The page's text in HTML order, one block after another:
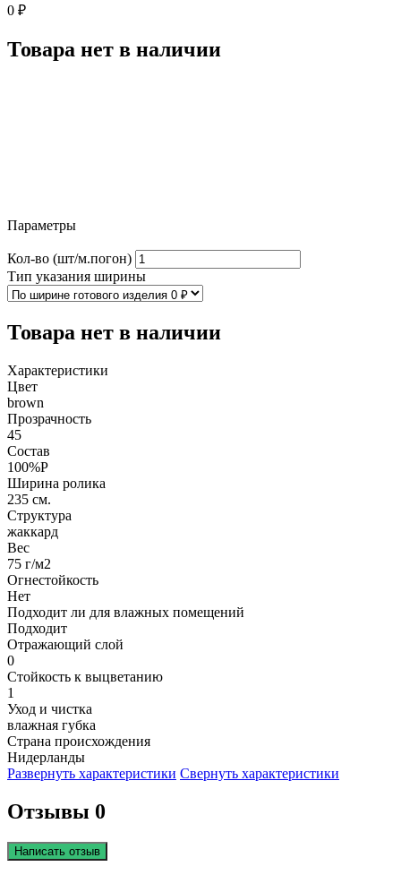
0 ₽
Товара нет в наличии
Параметры
Кол-во (шт/м.погон)
Тип указания ширины
Товара нет в наличии
Характеристики
Цвет
brown
Прозрачность
45
Состав
100%P
Ширина ролика
235 см.
Структура
жаккард
Вес
75 г/м2
Огнестойкость
Нет
Подходит ли для влажных помещений
Подходит
Отражающий слой
0
Стойкость к выцветанию
1
Уход и чистка
влажная губка
Страна происхождения
Нидерланды
Развернуть характеристики Свернуть характеристики
Отзывы 0
Написать отзыв